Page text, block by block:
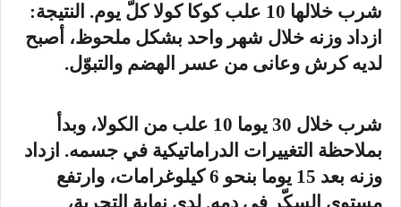
شرب خلالها 10 علب كوكا كولا كلّ يوم. النتيجة:
ازداد وزنه خلال شهر واحد بشكل ملحوظ، أصبح
لديه كرش وعانى من عسر الهضم والتبوّل.
شرب خلال 30 يوما 10 علب من الكولا، وبدأ
بملاحظة التغييرات الدراماتيكية في جسمه. ازداد
وزنه بعد 15 يوما بنحو 6 كيلوغرامات، وارتفع
مستوى السكّر في دمه. لدى نهاية التجربة،